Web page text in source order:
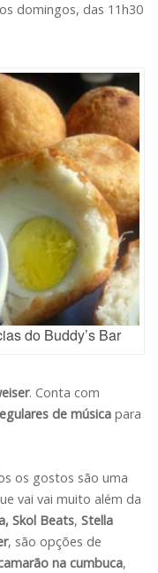
domingos, das 11h30
do Buddy’s Bar
. Conta com
de música para
os gostos são uma
vai vai muito além da
Skol Beats, Stella
, são opções de
na cumbuca,